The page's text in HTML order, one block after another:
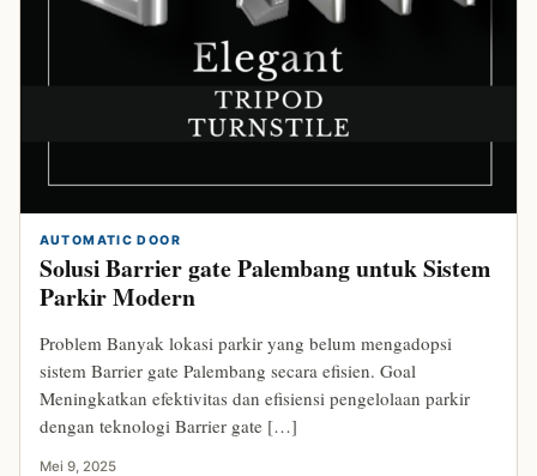
AUTOMATIC DOOR
Solusi Barrier gate Palembang untuk Sistem
Parkir Modern
Problem Banyak lokasi parkir yang belum mengadopsi
sistem Barrier gate Palembang secara efisien. Goal
Meningkatkan efektivitas dan efisiensi pengelolaan parkir
dengan teknologi Barrier gate […]
Mei 9, 2025